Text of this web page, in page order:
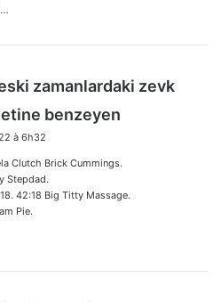
zamanlardaki zevk
benzeyen
à 6h32
Clutch Brick Cummings.
Stepdad.
42:18 Big Titty Massage.
Pie.